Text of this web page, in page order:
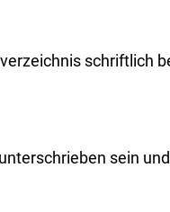
schriftlich
sein